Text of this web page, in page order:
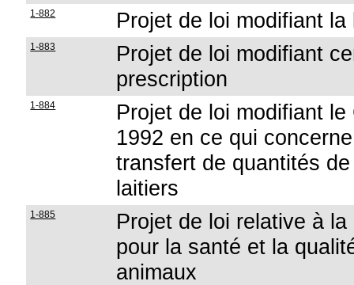
1-882 Projet de loi modifiant
1-883
Projet de loi modifiant
prescription
1-884
Projet de loi modifiant
1992 en ce qui
transfert de quantités
laitiers
1-885
Projet de loi relative à
pour la santé et la
animaux